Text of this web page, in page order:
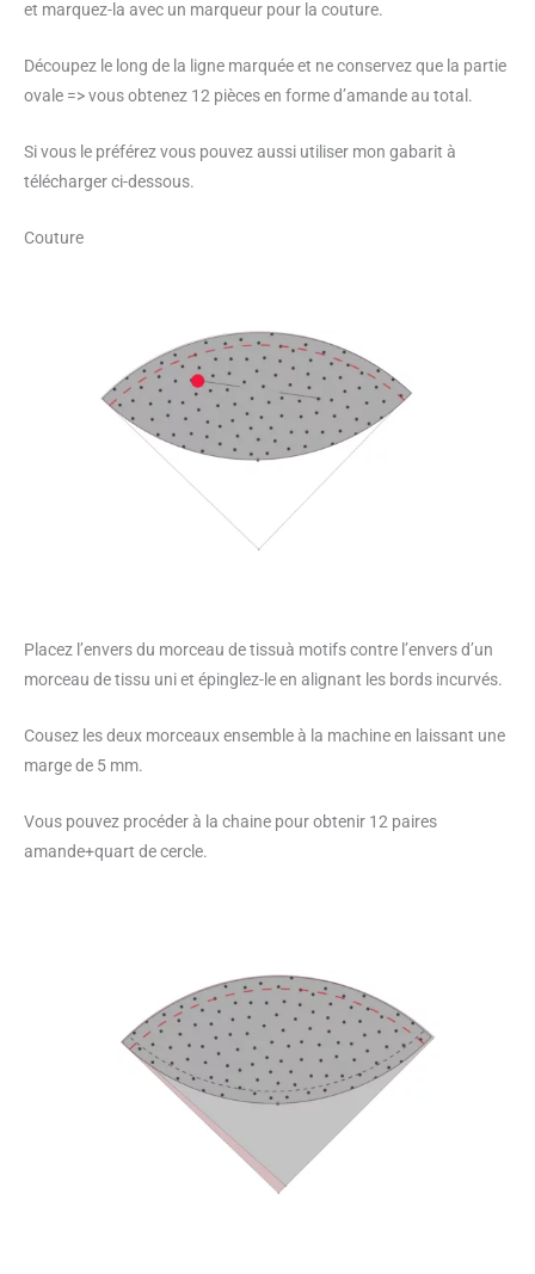
et marquez-la avec un marqueur pour la couture.
Découpez le long de la ligne marquée et ne conservez que la partie
ovale => vous obtenez 12 pièces en forme d’amande au total.
Si vous le préférez vous pouvez aussi utiliser mon gabarit à
télécharger ci-dessous.
Couture
Placez l’envers du morceau de tissuà motifs contre l’envers d’un
morceau de tissu uni et épinglez-le en alignant les bords incurvés.
Cousez les deux morceaux ensemble à la machine en laissant une
marge de 5 mm.
Vous pouvez procéder à la chaine pour obtenir 12 paires
amande+quart de cercle.